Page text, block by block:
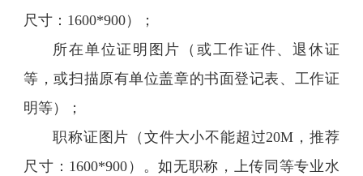
尺寸：1600*900）；
所在单位证明图片（或工作证件、退休证
等，或扫描原有单位盖章的书面登记表、工作证
明等）；
职称证图片（文件大小不能超过20M，推荐
尺寸：1600*900）。如无职称，上传同等专业水